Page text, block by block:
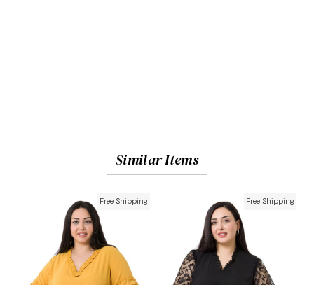
Similar Items
Free Shipping Free Shipping